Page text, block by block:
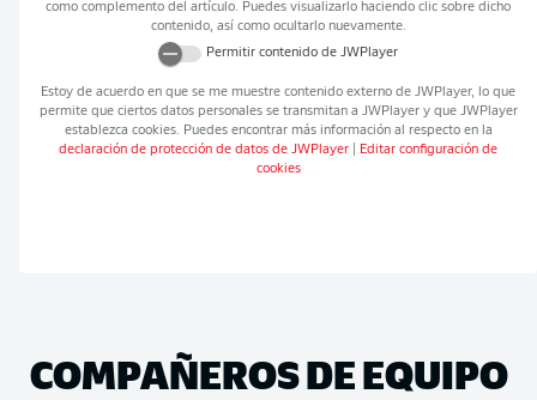
como complemento del artículo. Puedes visualizarlo haciendo clic sobre dicho
contenido, así como ocultarlo nuevamente.
Permitir contenido de JWPlayer
Estoy de acuerdo en que se me muestre contenido externo de JWPlayer, lo que
permite que ciertos datos personales se transmitan a JWPlayery que JWPlayer
establezca cookies. Puedes encontrar más información al respecto en la
declaración de protección de datos de JWPlayer
Editar configuración de
cookies
COMPAÑEROS DE EQUIPO